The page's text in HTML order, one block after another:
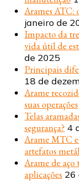
Arames ATC:
janeiro de
Impacto da
vida útil de
de 2025
Principais
18 de
Arame
suas operações
Telas
segurança? 4
Arame MTC
artefatos
Arame de aço
aplicações 26